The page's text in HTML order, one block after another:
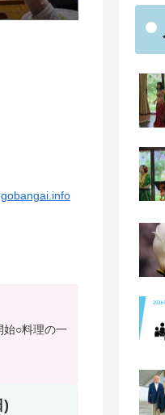
始○料理の一
)